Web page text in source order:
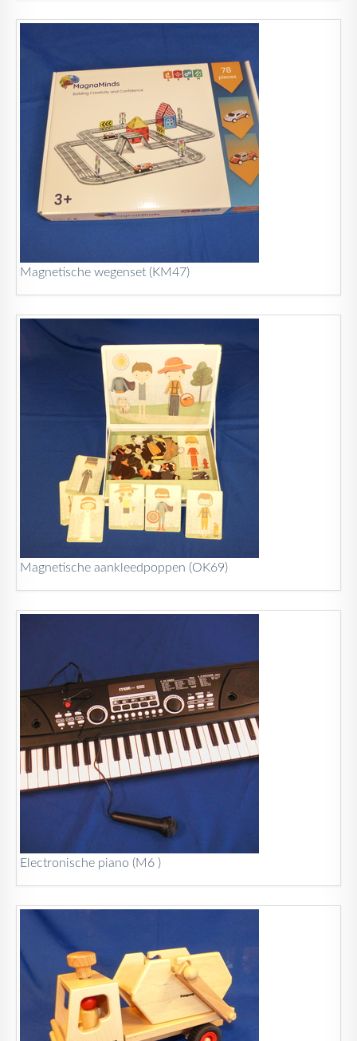
Magnetische wegenset (KM47)
Magnetische aankleedpoppen (OK69)
Electronische piano (M6 )